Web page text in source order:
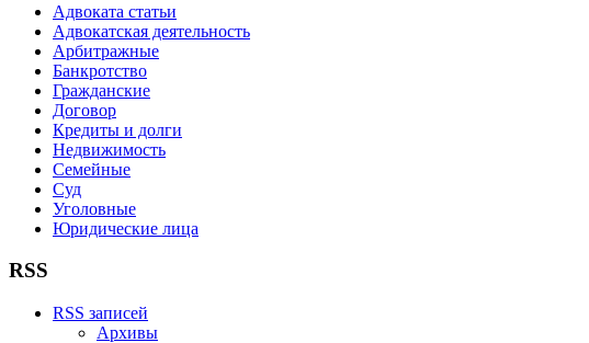
Адвоката статьи
Адвокатская деятельность
Арбитражные
Банкротство
Гражданские
Договор
Кредиты и долги
Недвижимость
Семейные
Суд
Уголовные
Юридические лица
RSS
RSS записей
Архивы